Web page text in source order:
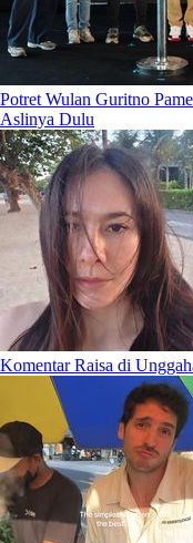
Potret Wulan Guritno
Aslinya Dulu
Komentar Raisa di